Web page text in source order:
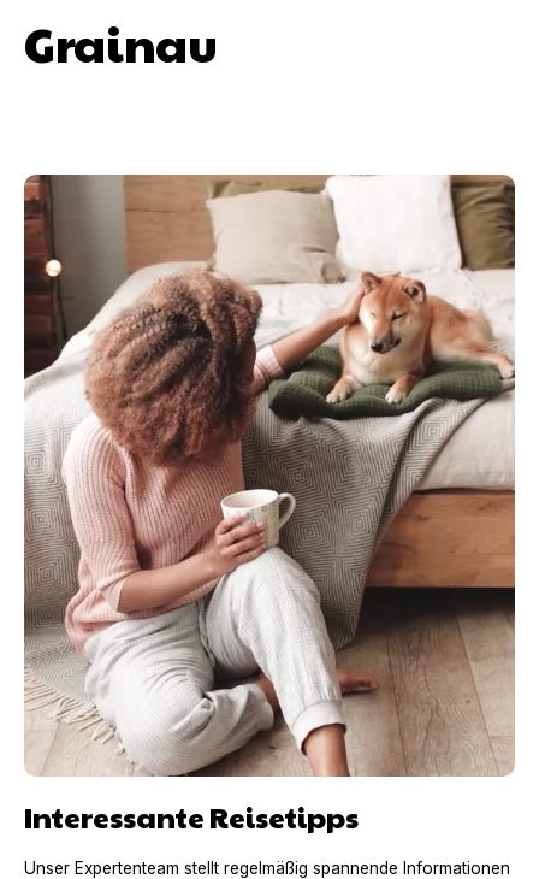
Grainau
Interessante Reisetipps
Unser Expertenteam stellt regelmäßig spannende Informationen